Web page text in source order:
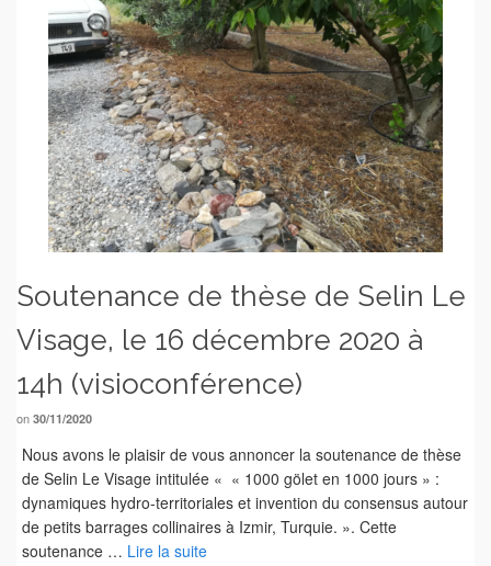
Soutenance de thèse de Selin Le
Visage, le 16 décembre 2020 à
14h (visioconférence)
on 30/11/2020
Nous avons le plaisir de vous annoncer la soutenance de thèse
de Selin Le Visage intitulée « « 1000 gölet en 1000 jours » :
dynamiques hydro-territoriales et invention du consensus autour
de petits barrages collinaires à Izmir, Turquie. ». Cette
soutenance … Lire la suite